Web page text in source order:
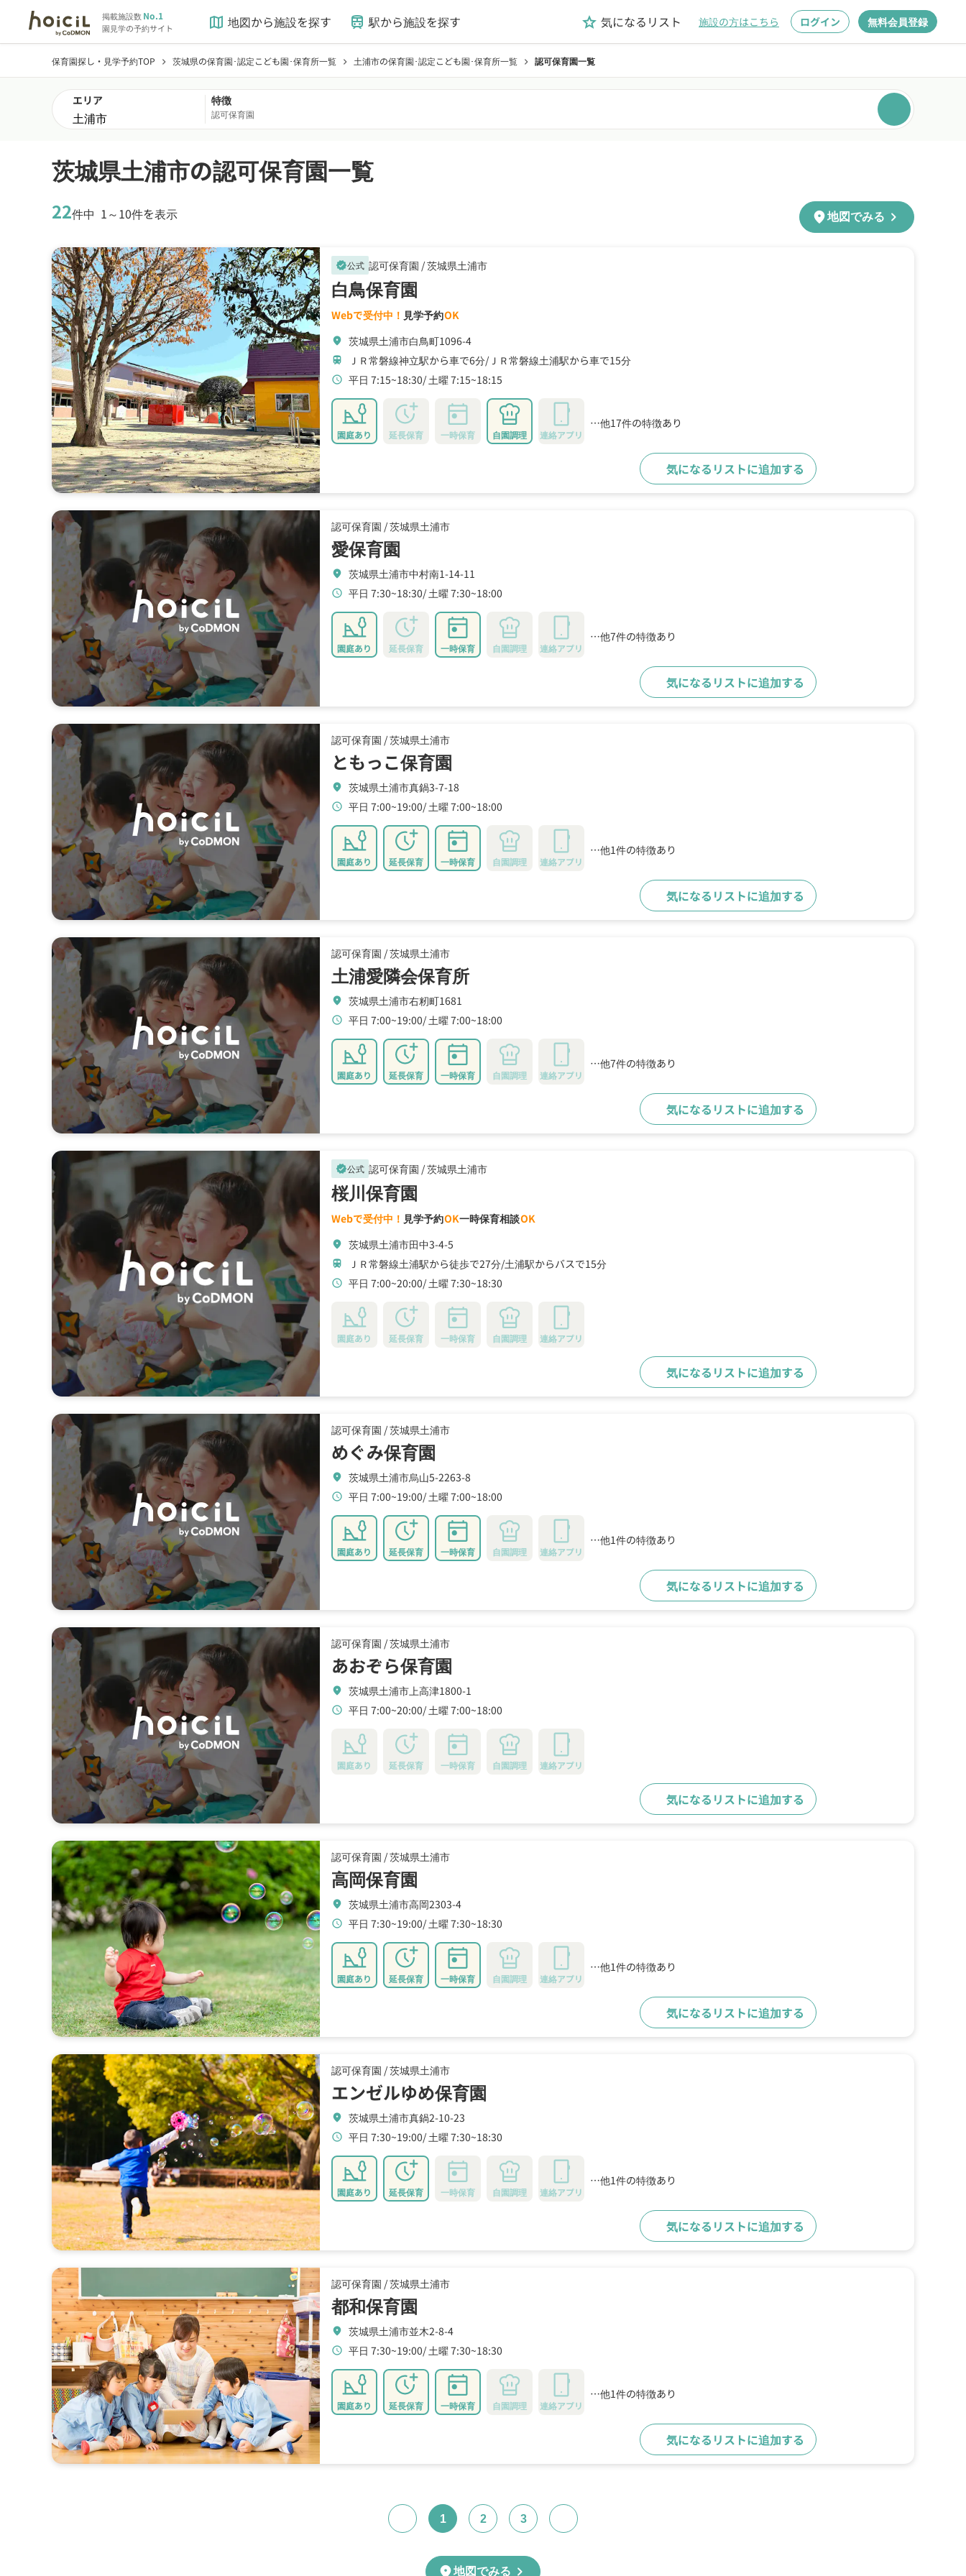
掲載施設数No.1
園見学の予約サイト map 地図から施設を探す train 駅から施設を探す grade 気になるリスト 施設の方はこちら ログイン 無料会員登録
保育園探し・見学予約TOP chevron_right 茨城県の保育園･認定こども園･保育所一覧 chevron_right 土浦市の保育園･認定こども園･保育所一覧 chevron_right 認可保育園一覧
エリア 特徴
認可保育園
茨城県土浦市の認可保育園一覧
22件中 1～10件を表示 location_on地図でみる chevron_right
verified公式 認可保育園 /茨城県土浦市
白鳥保育園
Webで受付中！ 見学予約OK
location_on 茨城県土浦市白鳥町1096-4
train ＪＲ常磐線神立駅から車で6分 ＪＲ常磐線土浦駅から車で15分
schedule 平日 7:15~18:30 土曜 7:15~18:15
園庭あり 延長保育 一時保育 自園調理 連絡アプリ
…他17件の特徴あり
気になるリストに追加する
認可保育園 /茨城県土浦市
愛保育園
location_on 茨城県土浦市中村南1-14-11
schedule 平日 7:30~18:30 土曜 7:30~18:00
園庭あり 延長保育 一時保育 自園調理 連絡アプリ
…他7件の特徴あり
気になるリストに追加する
認可保育園 /茨城県土浦市
ともっこ保育園
location_on 茨城県土浦市真鍋3-7-18
schedule 平日 7:00~19:00 土曜 7:00~18:00
園庭あり 延長保育 一時保育 自園調理 連絡アプリ
…他1件の特徴あり
気になるリストに追加する
認可保育園 /茨城県土浦市
土浦愛隣会保育所
location_on 茨城県土浦市右籾町1681
schedule 平日 7:00~19:00 土曜 7:00~18:00
園庭あり 延長保育 一時保育 自園調理 連絡アプリ
…他7件の特徴あり
気になるリストに追加する
verified公式 認可保育園 /茨城県土浦市
桜川保育園
Webで受付中！ 見学予約OK一時保育相談OK
location_on 茨城県土浦市田中3-4-5
train ＪＲ常磐線土浦駅から徒歩で27分 土浦駅からバスで15分
schedule 平日 7:00~20:00 土曜 7:30~18:30
園庭あり 延長保育 一時保育 自園調理 連絡アプリ
気になるリストに追加する
認可保育園 /茨城県土浦市
めぐみ保育園
location_on 茨城県土浦市烏山5-2263-8
schedule 平日 7:00~19:00 土曜 7:00~18:00
園庭あり 延長保育 一時保育 自園調理 連絡アプリ
…他1件の特徴あり
気になるリストに追加する
認可保育園 /茨城県土浦市
あおぞら保育園
location_on 茨城県土浦市上高津1800-1
schedule 平日 7:00~20:00 土曜 7:00~18:00
園庭あり 延長保育 一時保育 自園調理 連絡アプリ
気になるリストに追加する
認可保育園 /茨城県土浦市
高岡保育園
location_on 茨城県土浦市高岡2303-4
schedule 平日 7:30~19:00 土曜 7:30~18:30
園庭あり 延長保育 一時保育 自園調理 連絡アプリ
…他1件の特徴あり
気になるリストに追加する
認可保育園 /茨城県土浦市
エンゼルゆめ保育園
location_on 茨城県土浦市真鍋2-10-23
schedule 平日 7:30~19:00 土曜 7:30~18:30
園庭あり 延長保育 一時保育 自園調理 連絡アプリ
…他1件の特徴あり
気になるリストに追加する
認可保育園 /茨城県土浦市
都和保育園
location_on 茨城県土浦市並木2-8-4
schedule 平日 7:30~19:00 土曜 7:30~18:30
園庭あり 延長保育 一時保育 自園調理 連絡アプリ
…他1件の特徴あり
気になるリストに追加する
1 2 3
location_on地図でみる chevron_right